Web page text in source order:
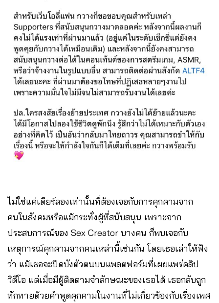
ไม่ใช่แค่เดียร์ลองเท่านั้นที่ต้องเจอกับการคุกคามจาก
คนในสังคมหรือแม้กระทั่งผู้ที่สนับสนุน เพราะจาก
ประสบการณ์ของ Sex Creator บางคน ก็พบเจอกับ
เหตุการณ์คุกคามจากคนเหล่านี้เช่นกัน โดยเธอเล่าให้ฟัง
ว่า แม้เธอจะปิดบังตัวตนบนแพลตฟอร์มที่เผยแพร่คลิป
วิดีโอ แต่เมื่อมีผู้ติดตามจำลักษณะของเธอได้ เธอกลับถูก
ทักทายด้วยคำพูดคุกคามในงานที่ไม่เกี่ยวข้องกับเรื่องเพศ